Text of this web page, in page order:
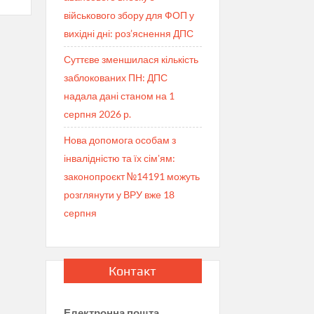
військового збору для ФОП у
вихідні дні: роз’яснення ДПС
Суттєве зменшилася кількість
заблокованих ПН: ДПС
надала дані станом на 1
серпня 2026 р.
Нова допомога особам з
інвалідністю та їх сімʼям:
законопроєкт №14191 можуть
розглянути у ВРУ вже 18
серпня
Контакт